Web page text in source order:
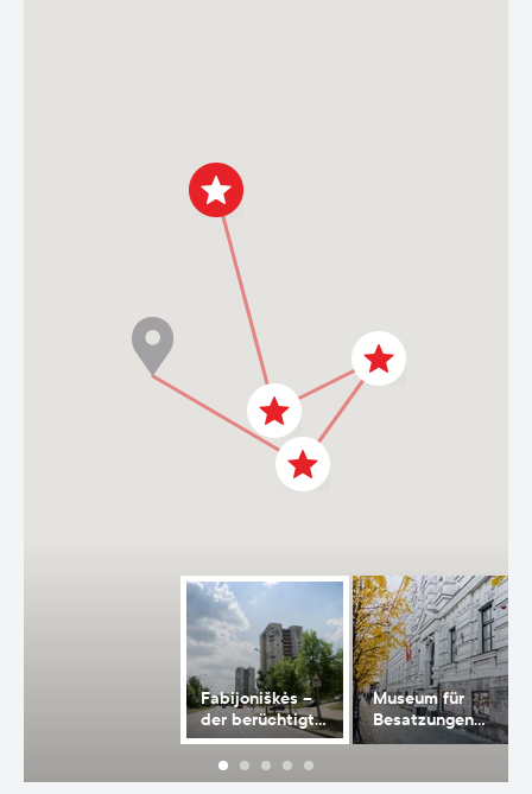
Fabijoniškės –
der berüchtigte
Pripyat
Museum für
Besatzungen
und
– das KGB-